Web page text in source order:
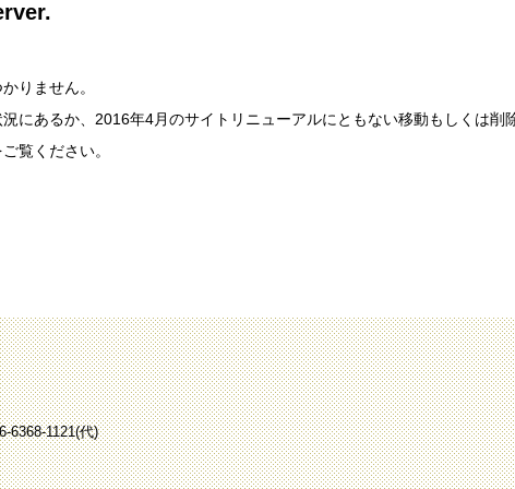
りません。
にあるか、2016年4月のサイトリニューアルにともない移動もしくは削
覧ください。
6368-1121(代)